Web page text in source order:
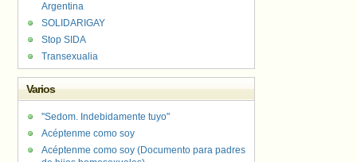
Argentina
SOLIDARIGAY
Stop SIDA
Transexualia
Varios
"Sedom. Indebidamente tuyo"
Acéptenme como soy
Acéptenme como soy (Documento para padres